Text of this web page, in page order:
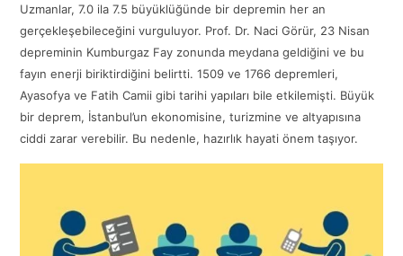
Uzmanlar, 7.0 ila 7.5 büyüklüğünde bir depremin her an
gerçekleşebileceğini vurguluyor. Prof. Dr. Naci Görür, 23 Nisan
depreminin Kumburgaz Fay zonunda meydana geldiğini ve bu
fayın enerji biriktirdiğini belirtti. 1509 ve 1766 depremleri,
Ayasofya ve Fatih Camii gibi tarihi yapıları bile etkilemişti. Büyük
bir deprem, İstanbul’un ekonomisine, turizmine ve altyapısına
ciddi zarar verebilir. Bu nedenle, hazırlık hayati önem taşıyor.